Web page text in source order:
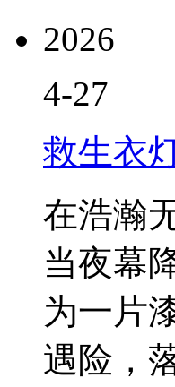
2026
4-27
救生衣
在浩瀚
当夜幕
为一片
遇险，